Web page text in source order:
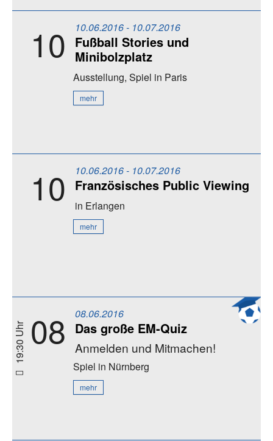
10 10.06.2016 - 10.07.2016
Fußball Stories und
Minibolzplatz
Ausstellung, Spiel in Paris
mehr
10 10.06.2016 - 10.07.2016
Französisches Public Viewing
in Erlangen
mehr
19:30 Uhr08 08.06.2016
Das große EM-Quiz
Anmelden und Mitmachen!
Spiel in Nürnberg
mehr